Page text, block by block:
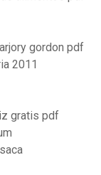
gordon pdf
2011
gratis pdf